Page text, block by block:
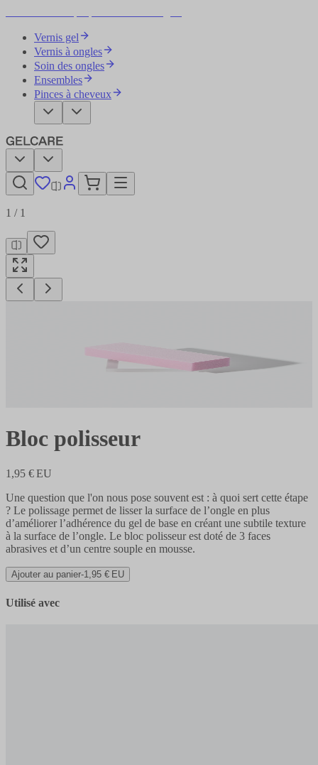
Vernis gel
Vernis à ongles
Soin des ongles
Ensembles
Pinces à cheveux
1 / 1
Bloc polisseur
1,95 € EU
Une question que l'on nous pose souvent est : à quoi sert cette étape
? Le polissage permet de lisser la surface de l’ongle en plus
d’améliorer l’adhérence du gel de base en créant une subtile texture
à la surface de l’ongle. Le bloc polisseur est doté de 3 faces
abrasives et d’un centre souple en mousse.
Ajouter au panier-1,95 € EU
Utilisé avec